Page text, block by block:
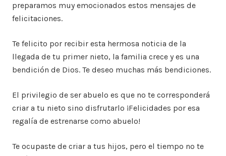
preparamos muy emocionados estos mensajes de
felicitaciones.
Te felicito por recibir esta hermosa noticia de la
llegada de tu primer nieto, la familia crece y es una
bendición de Dios. Te deseo muchas más bendiciones.
El privilegio de ser abuelo es que no te corresponderá
criar a tu nieto sino disfrutarlo ¡Felicidades por esa
regalía de estrenarse como abuelo!
Te ocupaste de criar a tus hijos, pero el tiempo no te